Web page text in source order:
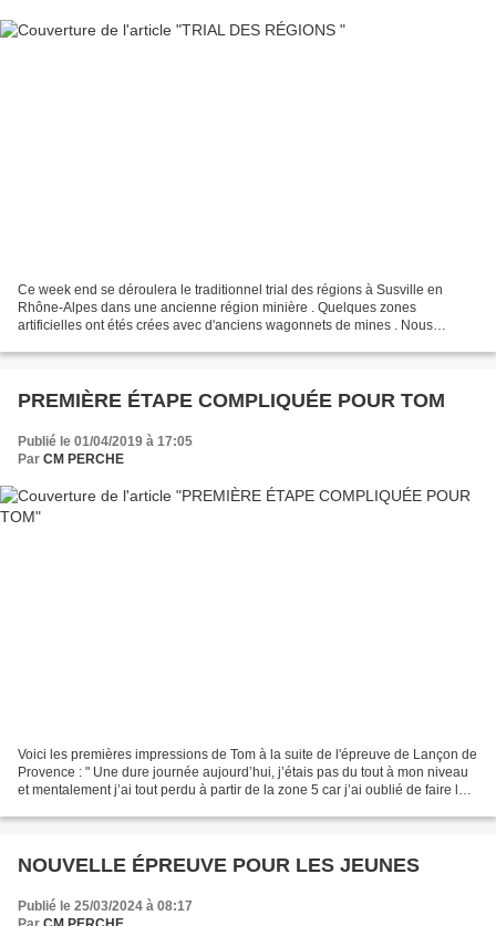
Ce week end se déroulera le traditionnel trial des régions à Susville en
Rhône-Alpes dans une ancienne région minière . Quelques zones
artificielles ont étés crées avec d'anciens wagonnets de mines . Nous
PREMIÈRE ÉTAPE COMPLIQUÉE POUR TOM
Publié le 01/04/2019 à 17:05
Par CM PERCHE
Voici les premières impressions de Tom à la suite de l'épreuve de Lançon de
Provence : " Une dure journée aujourd’hui, j’étais pas du tout à mon niveau
et mentalement j’ai tout perdu à partir de la zone 5 car j’ai oublié de faire la
NOUVELLE ÉPREUVE POUR LES JEUNES
Publié le 25/03/2024 à 08:17